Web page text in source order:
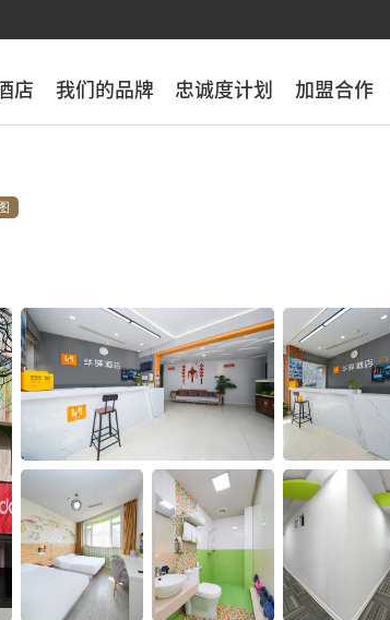
店 我们的品牌 忠诚度计划 加盟合作
店 我们的品牌 忠诚度计划 加盟合作